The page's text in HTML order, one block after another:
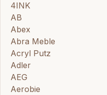
4INK
AB
Abex
Abra Meble
Acryl Putz
Adler
AEG
Aerobie